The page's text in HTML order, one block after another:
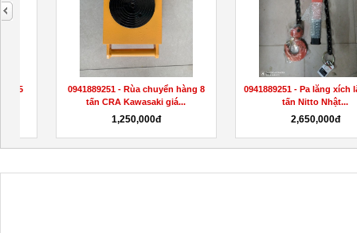
0941889251- pa lăng xích lắc tay 1
tấn Nitto giá...
1,550,000đ
0941889251- Cung cấp kẹp tôn
ngang 5 tấn HPC...
3,050,000đ
next